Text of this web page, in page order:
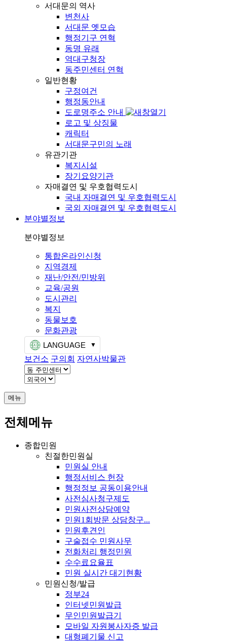
서대문의 역사
변천사
서대문 옛모습
행정기구 연혁
동명 유래
역대구청장
동주민센터 연혁
일반현황
구정여건
행정동안내
도로명주소 안내
로고 및 상징물
캐릭터
서대문구민의 노래
유관기관
복지시설
장기요양기관
자매결연 및 우호협력도시
국내 자매결연 및 우호협력도시
국외 자매결연 및 우호협력도시
분야별정보
분야별정보
통합온라인신청
지역경제
재난/안전/민방위
교육/공원
도시관리
복지
동물보호
문화관광
LANGUAGE
보건소 구의회 자연사박물관
메뉴
전체메뉴
종합민원
친절한민원실
민원실 안내
행정서비스 헌장
행정정보 공동이용안내
사전심사청구제도
민원사전상담예약
민원1회방문 상담창구...
민원후견인
구술접수 민원사무
전화처리 행정민원
수수료요율표
민원 실시간 대기현황
민원신청/발급
정부24
인터넷민원발급
무인민원발급기
모바일 자원봉사자증 발급
대형폐기물 신고